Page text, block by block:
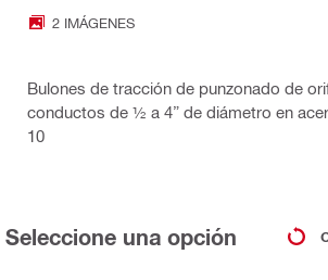
2 IMÁGENES
Bulones de tracción de punzonado de
conductos de ½ a 4” de diámetro en
10
Seleccione una opción